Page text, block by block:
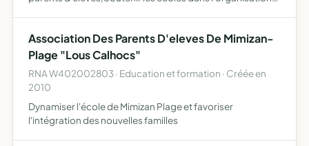
parents,…
Association Des Parents D'eleves De Mimizan-
Plage "Lous Calhocs"
RNA W402002803 · Education et formation · Créée en
2010
Dynamiser l'école de Mimizan Plage et favoriser
l'intégration des nouvelles familles